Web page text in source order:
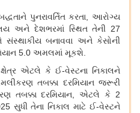
પુનરાવર્તિત કરતા, આરોગ્ય
અને દેશભરમાં સ્થિત તેની 27
બનાવવા અને કેસોની
5.0 અમલમાં મૂકશે.
એટલે કે ઈ-વેસ્ટના નિકાલને
તબક્કા દરમિયાન જરૂરી
તબક્કા દરમિયાન, એટલે કે 2
સુધી તેના નિકાલ માટે ઈ-વેસ્ટને